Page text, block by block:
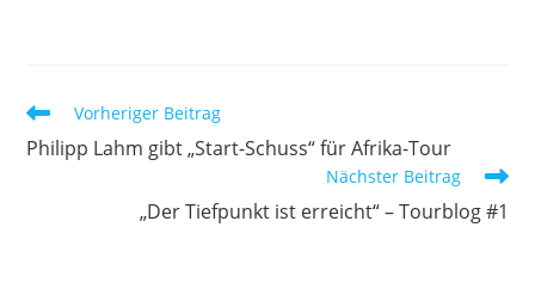
Weitere
Artikel
ansehen
Vorheriger Beitrag
Philipp Lahm gibt „Start-Schuss“ für Afrika-Tour
Nächster Beitrag
„Der Tiefpunkt ist erreicht“ – Tourblog #1